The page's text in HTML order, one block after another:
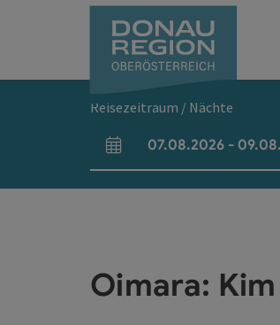
Reisezeitraum / Nächte
An- und Abreisefelder
07.08.2026 -
Oimara: